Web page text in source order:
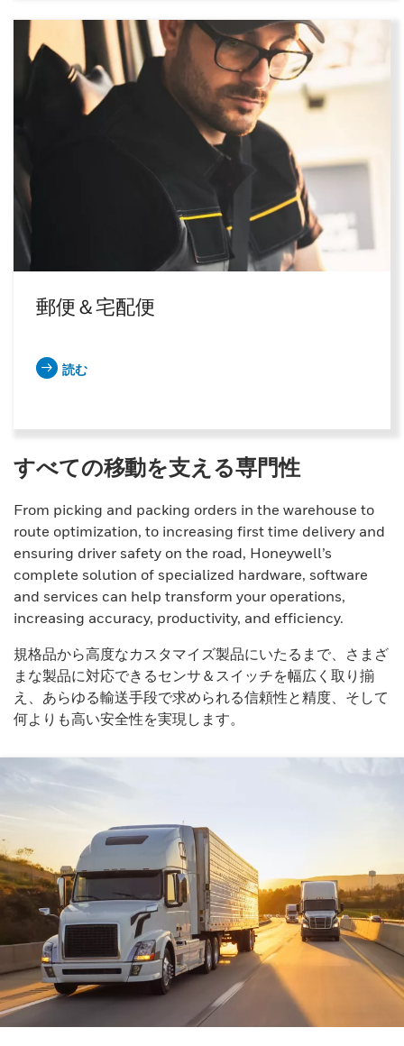
郵便＆宅配便
読む
すべての移動を支える専門性
From picking and packing orders in the warehouse to
route optimization, to increasing first time delivery and
ensuring driver safety on the road, Honeywell’s
complete solution of specialized hardware, software
and services can help transform your operations,
increasing accuracy, productivity, and efficiency.
規格品から高度なカスタマイズ製品にいたるまで、さまざ
まな製品に対応できるセンサ＆スイッチを幅広く取り揃
え、あらゆる輸送手段で求められる信頼性と精度、そして
何よりも高い安全性を実現します。